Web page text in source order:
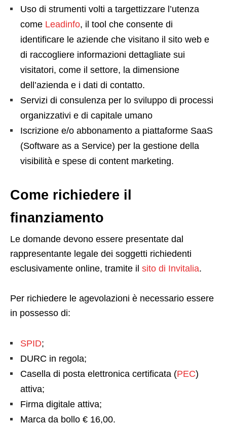
Uso di strumenti volti a targettizzare l’utenza
come Leadinfo, il tool che consente di
identificare le aziende che visitano il sito web e
di raccogliere informazioni dettagliate sui
visitatori, come il settore, la dimensione
dell’azienda e i dati di contatto.
Servizi di consulenza per lo sviluppo di processi
organizzativi e di capitale umano
Iscrizione e/o abbonamento a piattaforme SaaS
(Software as a Service) per la gestione della
visibilità e spese di content marketing.
Come richiedere il
finanziamento
Le domande devono essere presentate dal
rappresentante legale dei soggetti richiedenti
esclusivamente online, tramite il sito di Invitalia.
Per richiedere le agevolazioni è necessario essere
in possesso di:
SPID;
DURC in regola;
Casella di posta elettronica certificata (PEC)
attiva;
Firma digitale attiva;
Marca da bollo € 16,00.